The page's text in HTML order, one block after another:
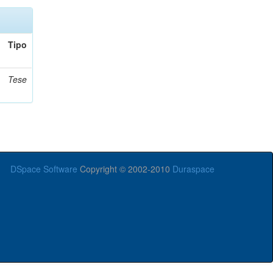
Tipo
Tese
DSpace Software Copyright © 2002-2010 Duraspace